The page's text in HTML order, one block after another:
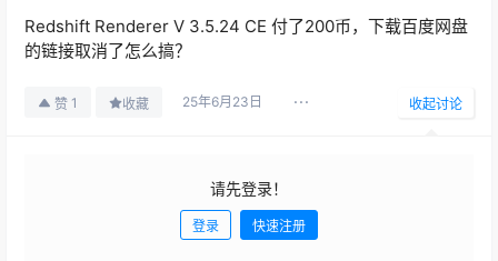
Redshift Renderer V 3.5.24 CE 付了200币，下载百度网盘
的链接取消了怎么搞？
赞 1 收藏 25年6月23日 收起讨论
请先登录！
登录 快速注册